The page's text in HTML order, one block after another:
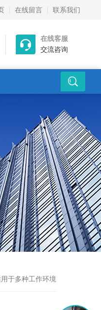
在线留言 联系我们
在线客服
交流咨询
于多种工作环境